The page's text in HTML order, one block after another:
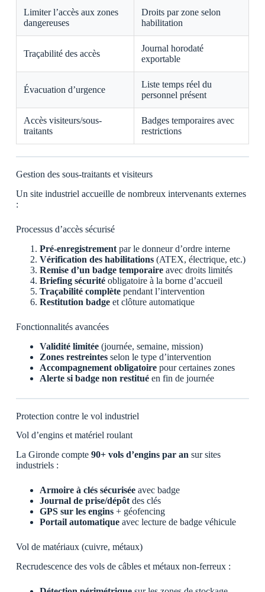
Limiter l’accès aux zones
dangereuses
Droits par zone selon
habilitation
Traçabilité des accès
Journal horodaté
exportable
Évacuation d’urgence
Liste temps réel du
personnel présent
Accès visiteurs/sous-
traitants
Badges temporaires avec
restrictions
Gestion des sous-traitants et visiteurs
Un site industriel accueille de nombreux intervenants externes
:
Processus d’accès sécurisé
Pré-enregistrementpar le donneur d’ordre interne
Vérification des habilitations(ATEX, électrique, etc.)
Remise d’un badge temporaireavec droits limités
Briefing sécuritéobligatoire à la borne d’accueil
Traçabilité complètependant l’intervention
Restitution badgeet clôture automatique
Fonctionnalités avancées
Validité limitée(journée, semaine, mission)
Zones restreintesselon le type d’intervention
Accompagnement obligatoirepour certaines zones
Alerte si badge non restituéen fin de journée
Protection contre le vol industriel
Vol d’engins et matériel roulant
La Gironde compte 90+ vols d’engins par an sur sites
industriels :
Armoire à clés sécuriséeavec badge
Journal de prise/dépôtdes clés
GPS sur les engins+ géofencing
Portail automatiqueavec lecture de badge véhicule
Vol de matériaux (cuivre, métaux)
Recrudescence des vols de câbles et métaux non-ferreux :